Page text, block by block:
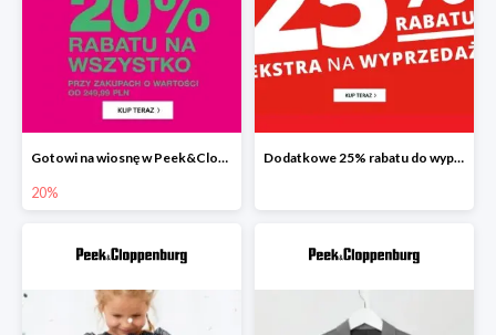
Gotowi na wiosnę w Peek&Cloppenburg wszystko -20%
20%
Dodatkowe 25% rabatu do wyprzedaży w Peek&Cloppenburg